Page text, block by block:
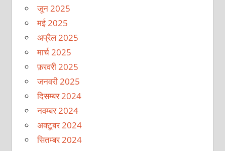
जून 2025
मई 2025
अप्रैल 2025
मार्च 2025
फ़रवरी 2025
जनवरी 2025
दिसम्बर 2024
नवम्बर 2024
अक्टूबर 2024
सितम्बर 2024